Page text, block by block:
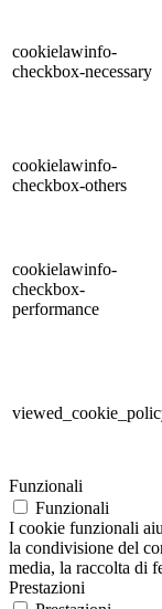
cookielawinfo-
checkbox-necessary
cookielawinfo-
checkbox-others
cookielawinfo-
checkbox-
performance
Funzionali
Funzionali
I cookie funzionali
la condivisione del
media, la raccolta di
Prestazioni